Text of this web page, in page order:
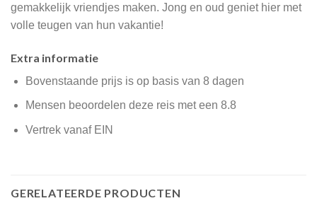
gemakkelijk vriendjes maken. Jong en oud geniet hier met
volle teugen van hun vakantie!
Extra informatie
Bovenstaande prijs is op basis van 8 dagen
Mensen beoordelen deze reis met een 8.8
Vertrek vanaf EIN
GERELATEERDE PRODUCTEN